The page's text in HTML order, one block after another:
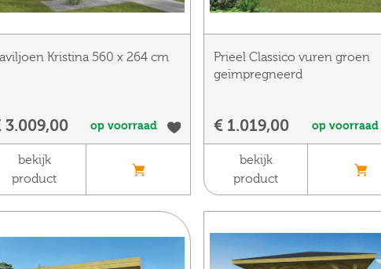
Kristina 560 x 264 cm
3.009,00 op voorraad
bekijk
product
Prieel Classico vuren groen
geïmpregneerd
€ 1.019,00 op voorraad
bekijk
product